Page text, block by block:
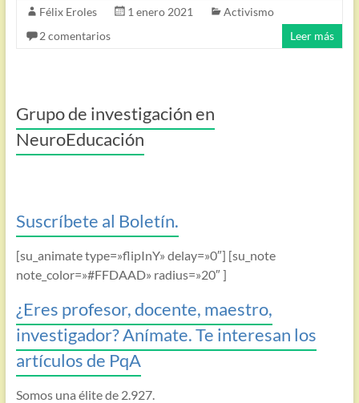
Félix Eroles 1 enero 2021
Activismo
2 comentarios
Leer más
Grupo de investigación en
NeuroEducación
Suscríbete al Boletín.
[su_animate type=»flipInY» delay=»0″] [su_note
note_color=»#FFDAAD» radius=»20″ ]
¿Eres profesor, docente, maestro,
investigador? Anímate. Te interesan los
artículos de PqA
Somos una élite de 2.927.